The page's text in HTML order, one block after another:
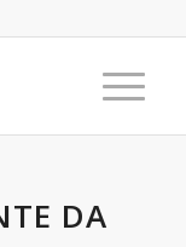
DA